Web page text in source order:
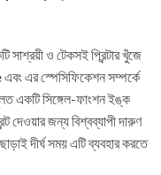
সাশ্রয়ী ও টেকসই প্রিন্টার খুঁজে
এবং এর স্পেসিফিকেশন সম্পর্কে
একটি সিঙ্গেল-ফাংশন ইঙ্ক
দেওয়ার জন্য বিশ্বব্যাপী দারুণ
দীর্ঘ সময় এটি ব্যবহার করতে